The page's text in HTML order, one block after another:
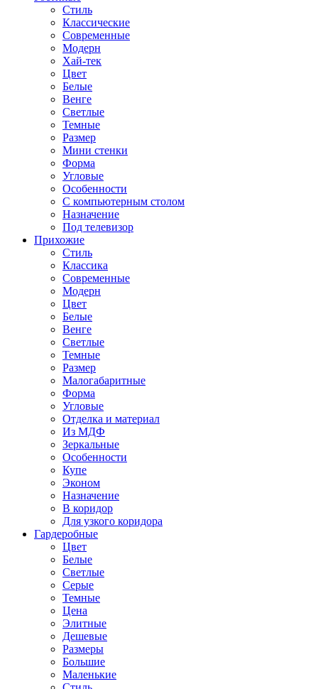
Стиль
Классические
Современные
Модерн
Хай-тек
Цвет
Белые
Венге
Светлые
Темные
Размер
Мини стенки
Форма
Угловые
Особенности
С компьютерным столом
Назначение
Под телевизор
Прихожие
Стиль
Классика
Современные
Модерн
Цвет
Белые
Венге
Светлые
Темные
Размер
Малогабаритные
Форма
Угловые
Отделка и материал
Из МДФ
Зеркальные
Особенности
Купе
Эконом
Назначение
В коридор
Для узкого коридора
Гардеробные
Цвет
Белые
Светлые
Серые
Темные
Цена
Элитные
Дешевые
Размеры
Большие
Маленькие